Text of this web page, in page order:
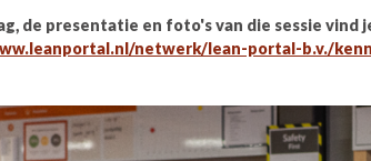
de presentatie en foto's van die sessie vind
netwerk/lean-portal-b.v./